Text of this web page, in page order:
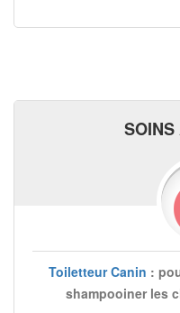
Toiletteur Canin :
shampooiner les